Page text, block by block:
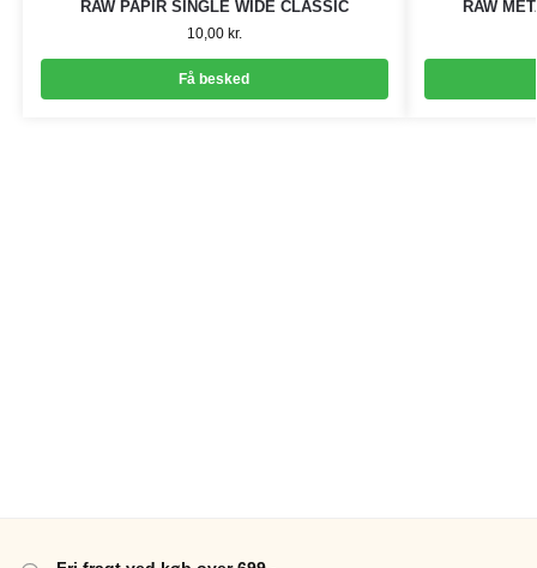
RAW PAPIR SINGLE WIDE CLASSIC
10,00 kr.
Få besked
RAW